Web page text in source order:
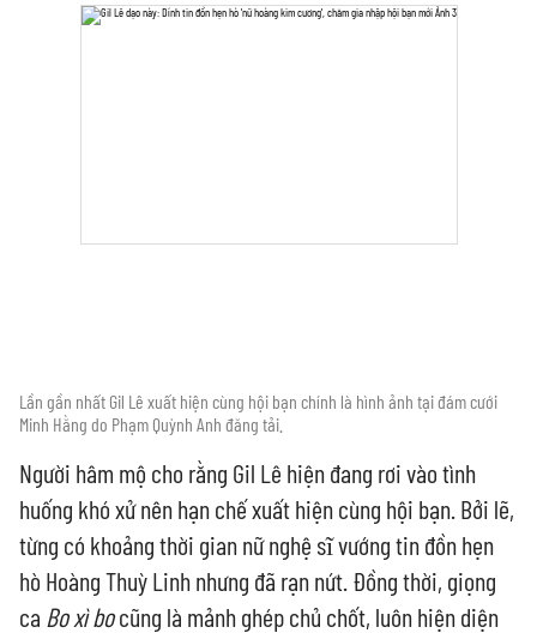
Lần gần nhất Gil Lê xuất hiện cùng hội bạn chính là hình ảnh tại đám cưới
Minh Hằng do Phạm Quỳnh Anh đăng tải.
Người hâm mộ cho rằng Gil Lê hiện đang rơi vào tình
huống khó xử nên hạn chế xuất hiện cùng hội bạn. Bởi lẽ,
từng có khoảng thời gian nữ nghệ sĩ vướng tin đồn hẹn
hò Hoàng Thuỳ Linh nhưng đã rạn nứt. Đồng thời, giọng
ca Bo xì bocũng là mảnh ghép chủ chốt, luôn hiện diện